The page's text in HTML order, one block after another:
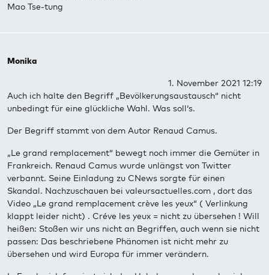
Mao Tse-tung
Monika
1. November 2021 12:19
Auch ich halte den Begriff „Bevölkerungsaustausch“ nicht
unbedingt für eine glückliche Wahl. Was soll‘s.
Der Begriff stammt von dem Autor Renaud Camus.
„Le grand remplacement“ bewegt noch immer die Gemüter in
Frankreich. Renaud Camus wurde unlängst von Twitter
verbannt. Seine Einladung zu CNews sorgte für einen
Skandal. Nachzuschauen bei valeursactuelles.com , dort das
Video „Le grand remplacement crève les yeux“ ( Verlinkung
klappt leider nicht) . Créve les yeux = nicht zu übersehen ! Will
heißen: Stoßen wir uns nicht an Begriffen, auch wenn sie nicht
passen: Das beschriebene Phänomen ist nicht mehr zu
übersehen und wird Europa für immer verändern.